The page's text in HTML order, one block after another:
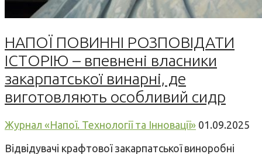
НАПОЇ ПОВИННІ РОЗПОВІДАТИ
ІСТОРІЮ – впевнені власники
закарпатської винарні, де
виготовляють особливий сидр
Журнал «Напої. Технології та Інновації» 01.09.2025
Відвідувачі крафтової закарпатської виноробні